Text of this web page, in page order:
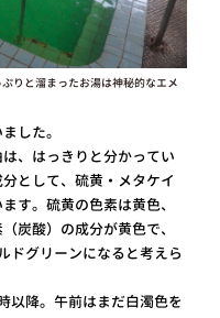
りと溜まったお湯は神秘的なエメ
した。
、はっきりと分かってい
として、硫黄・メタケイ
す。硫黄の色素は黄色、
炭酸）の成分が黄色で、
ドグリーンになると考えら
以降。午前はまだ白濁色を